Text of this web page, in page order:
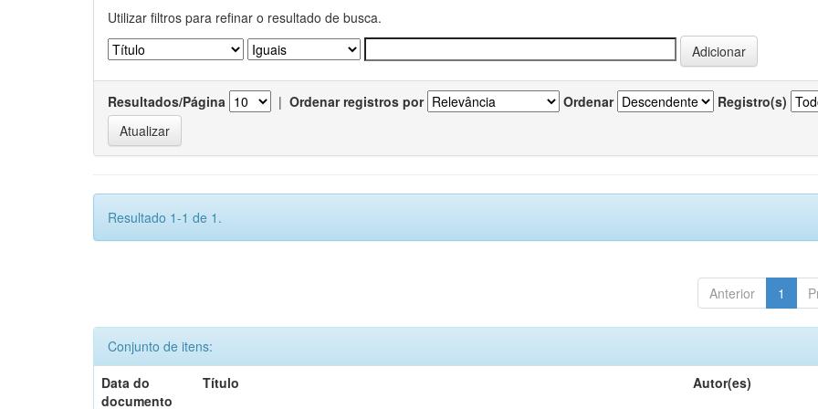
Utilizar filtros para refinar o resultado de busca.
Resultados/Página | Ordenar registros por Ordenar Registro(s)
Resultado 1-1 de 1.
Anterior 1
Conjunto de itens:
Data do
documento
Título Autor(es)